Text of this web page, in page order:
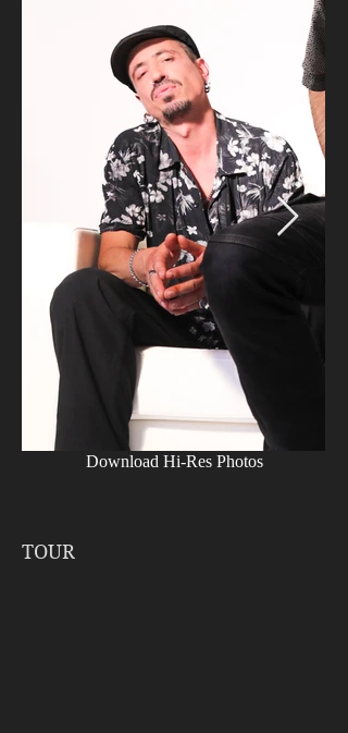
Download Hi-Res Photos
TOUR